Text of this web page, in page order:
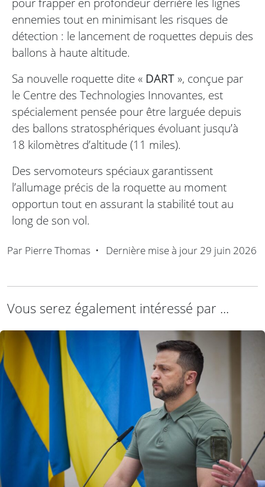
ennemies tout en minimisant les risques de
détection : le lancement de roquettes depuis des
ballons à haute altitude.
Sa nouvelle roquette dite « DART», conçue par
le Centre des Technologies Innovantes, est
spécialement pensée pour être larguée depuis
des ballons stratosphériques évoluant jusqu’à
18 kilomètres d’altitude (11 miles).
Des servomoteurs spéciaux garantissent
l’allumage précis de la roquette au moment
opportun tout en assurant la stabilité tout au
long de son vol.
Par Pierre Thomas • Dernière mise à jour 29 juin 2026
Vous serez également intéressé par ...